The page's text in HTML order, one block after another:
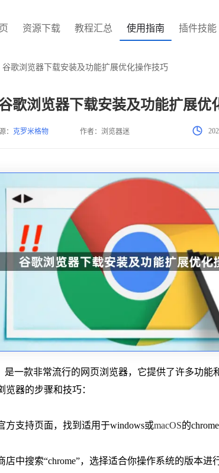
资源下载 教程汇总 使用指南 插件技能
谷歌浏览器下载安装及功能扩展优化操作技巧
歌浏览器下载安装及功能扩展优
： 克罗米格物 作者：浏览器迷
是一款非常流行的网页浏览器，它提供了许多功
器的步骤和技巧：
方支持页面，找到适用于windows或macOS的
中搜索“chrome”，选择适合你操作系统的版本进